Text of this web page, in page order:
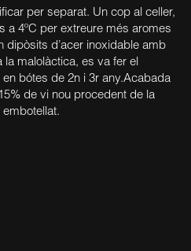
per separat. Un cop al celler,
a 4ºC per extreure més aromes
dipòsits d’acer inoxidable amb
malolàctica, es va fer el
bótes de 2n i 3r any.Acabada
de vi nou procedent de la